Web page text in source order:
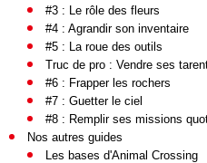
#3 : Le rôle des fleurs
#4 : Agrandir son inventaire
#5 : La roue des outils
Truc de pro : Vendre ses
#6 : Frapper les rochers
#7 : Guetter le ciel
#8 : Remplir ses missions
Nos autres guides
Les bases d'Animal Crossing